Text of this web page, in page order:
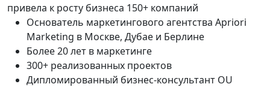
привела к росту бизнеса 150+ компаний
Основатель маркетингового агентства Apriori
Marketing в Москве, Дубае и Берлине
Более 20 лет в маркетинге
300+ реализованных проектов
Дипломированный бизнес-консультант OU